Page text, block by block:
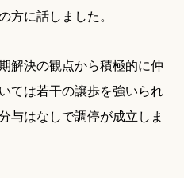
方に話しました。
解決の観点から積極的に仲
ては若干の譲歩を強いられ
与はなしで調停が成立しま